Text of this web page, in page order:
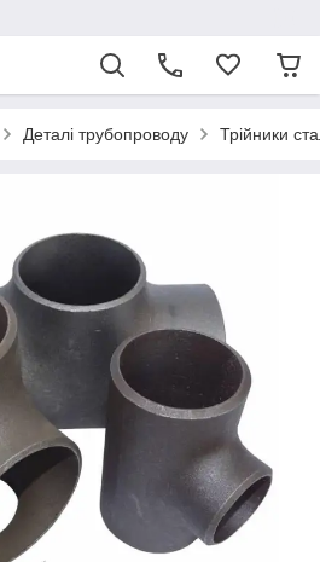
Деталі трубопроводу Трійники